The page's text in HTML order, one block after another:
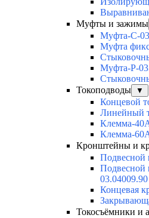
Муфты и зажимы
Муфта-С-
Муфта
Муфта-Р-
Токоподводы
▼
Концевой
Линейный
Клемма-
Клемма-
Кронштейны и
Подвесной
Подвесной
03.04009.90
Концевая
Токосъёмники и